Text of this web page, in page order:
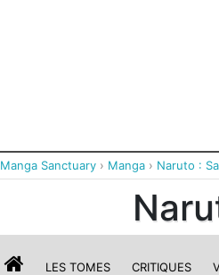
Manga Sanctuary › Manga › Naruto :
LES TOMES CRITIQUES